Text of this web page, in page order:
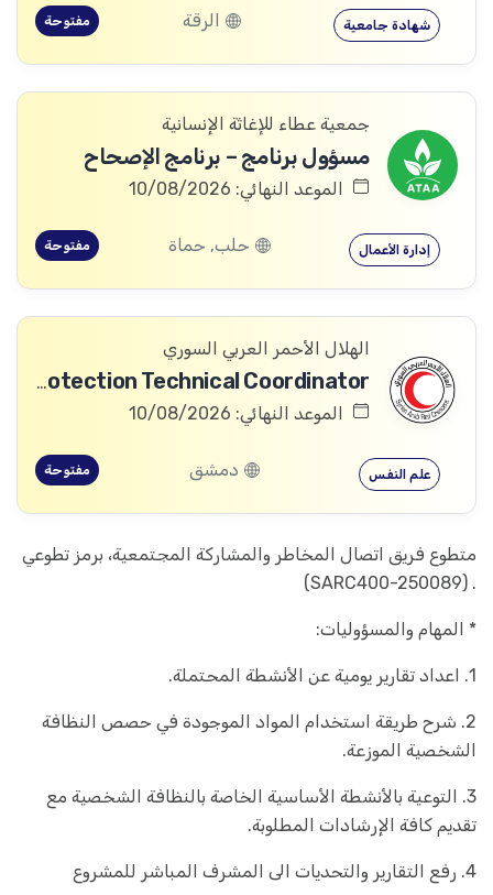
شهادة جامعية الرقة مفتوحة
جمعية عطاء للإغاثة الإنسانية
مسؤول برنامج – برنامج الإصحاح
الموعد النهائي: 10/08/2026
إدارة الأعمال حلب, حماة مفتوحة
الهلال الأحمر العربي السوري
Community Services and Protection Technical Coordinator
الموعد النهائي: 10/08/2026
علم النفس دمشق مفتوحة
متطوع فريق اتصال المخاطر والمشاركة المجتمعية، برمز تطوعي
. (SARC400-250089)
* المهام والمسؤوليات:
1. اعداد تقارير یومیة عن الأنشطة المحتملة.
2. شرح طریقة استخدام المواد الموجودة في حصص النظافة
الشخصیة الموزعة.
3. التوعیة بالأنشطة الأساسیة الخاصة بالنظافة الشخصیة مع
تقدیم كافة الإرشادات المطلوبة.
4. رفع التقارير والتحديات الى المشرف المباشر للمشروع